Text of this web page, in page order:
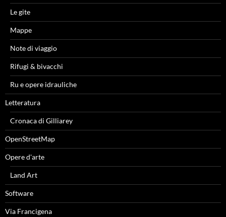
Le gite
Mappe
Note di viaggio
Rifugi & bivacchi
Ru e opere idrauliche
Letteratura
Cronaca di Gilliarey
OpenStreetMap
Opere d'arte
Land Art
Software
Via Francigena